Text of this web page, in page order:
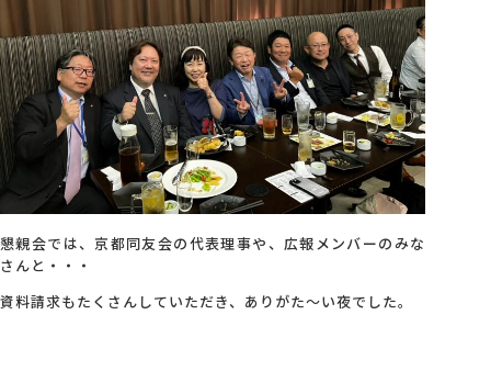
懇親会では、京都同友会の代表理事や、広報メンバーのみな
さんと・・・
資料請求もたくさんしていただき、ありがた～い夜でした。